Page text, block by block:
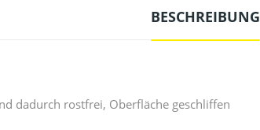
BESCHREIBUNG
dadurch rostfrei, Oberfläche geschliffen